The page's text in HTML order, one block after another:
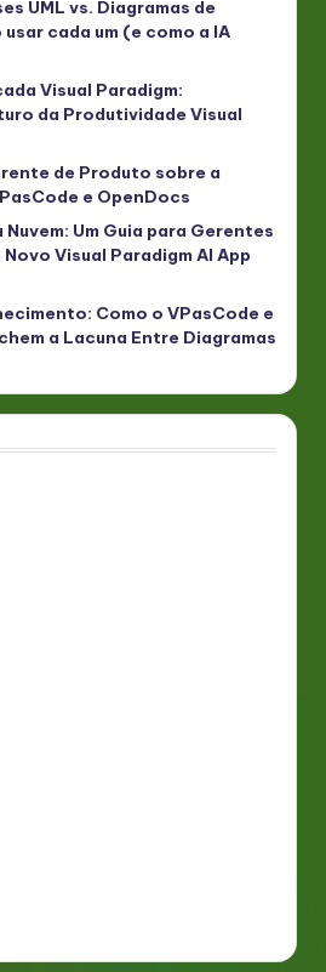
UML vs. Diagramas de
cada um (e como a IA
Visual Paradigm:
da Produtividade Visual
de Produto sobre a
e OpenDocs
Um Guia para Gerentes
Visual Paradigm AI App
Como o VPasCode e
a Lacuna Entre Diagramas